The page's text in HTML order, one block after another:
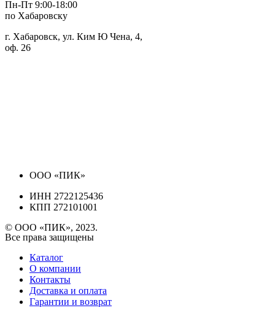
Пн-Пт 9:00-18:00
по Хабаровску
г. Хабаровск, ул. Ким Ю Чена, 4,
оф. 26
ООО «ПИК»
ИНН 2722125436
КПП 272101001
© ООО «ПИК», 2023.
Все права защищены
Каталог
О компании
Контакты
Доставка и оплата
Гарантии и возврат